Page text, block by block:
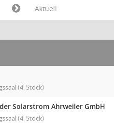
Aktuell
(4. Stock)
Solarstrom Ahrweiler GmbH
(4. Stock)